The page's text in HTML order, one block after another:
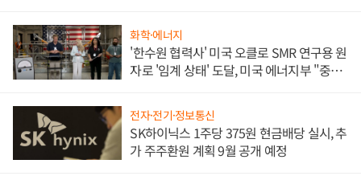
화학·에너지
'한수원 협력사' 미국 오클로 SMR 연구용 원
자로 '임계 상태' 도달, 미국 에너지부 "중요
전자·전기·정보통신
SK하이닉스 1주당 375원 현금배당 실시, 추
가 주주환원 계획 9월 공개 예정